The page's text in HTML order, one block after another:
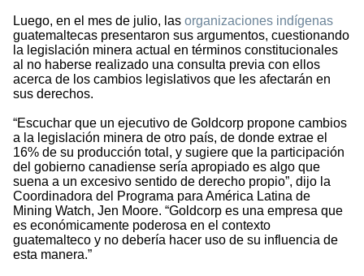
Luego, en el mes de julio, las organizaciones indígenas
guatemaltecas presentaron sus argumentos, cuestionando
la legislación minera actual en términos constitucionales
al no haberse realizado una consulta previa con ellos
acerca de los cambios legislativos que les afectarán en
sus derechos.
“Escuchar que un ejecutivo de Goldcorp propone cambios
a la legislación minera de otro país, de donde extrae el
16% de su producción total, y sugiere que la participación
del gobierno canadiense sería apropiado es algo que
suena a un excesivo sentido de derecho propio”, dijo la
Coordinadora del Programa para América Latina de
Mining Watch, Jen Moore. “Goldcorp es una empresa que
es económicamente poderosa en el contexto
guatemalteco y no debería hacer uso de su influencia de
esta manera.”